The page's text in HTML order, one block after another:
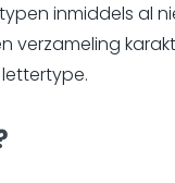
inmiddels al